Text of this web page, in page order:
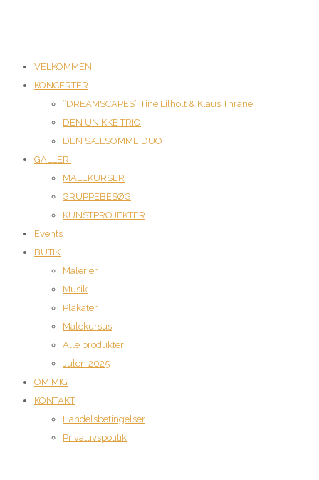
VELKOMMEN
KONCERTER
“DREAMSCAPES” Tine Lilholt & Klaus Thrane
DEN UNIKKE TRIO
DEN SÆLSOMME DUO
GALLERI
MALEKURSER
GRUPPEBESØG
KUNSTPROJEKTER
Events
BUTIK
Malerier
Musik
Plakater
Malekursus
Alle produkter
Julen 2025
OM MIG
KONTAKT
Handelsbetingelser
Privatlivspolitik